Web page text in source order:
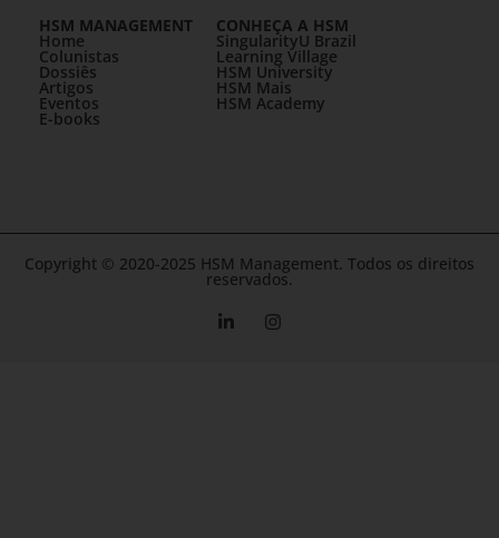
HSM MANAGEMENT
Home
Colunistas
Dossiês
Artigos
Eventos
E-books
CONHEÇA A HSM
SingularityU Brazil
Learning Village
HSM University
HSM Mais
HSM Academy
Copyright © 2020-2025 HSM Management. Todos os direitos
reservados.